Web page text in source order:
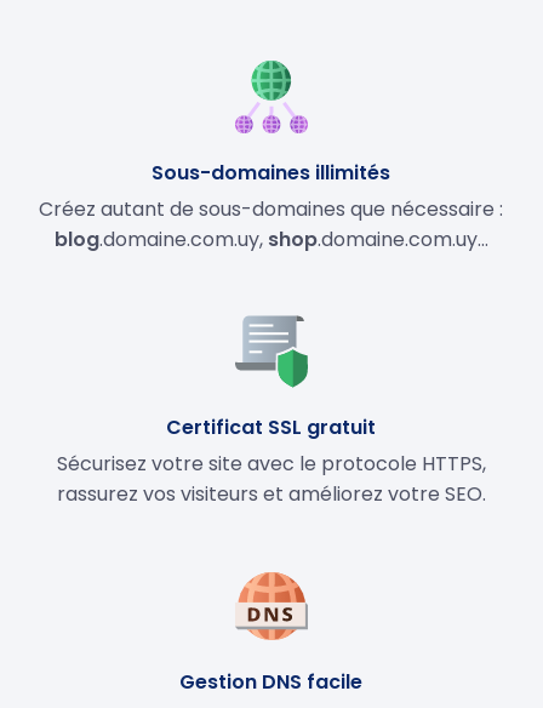
Sous-domaines illimités
Créez autant de sous-domaines que nécessaire :
blog.domaine.com.uy, shop.domaine.com.uy…
Certificat SSL gratuit
Sécurisez votre site avec le protocole HTTPS,
rassurez vos visiteurs et améliorez votre SEO.
Gestion DNS facile